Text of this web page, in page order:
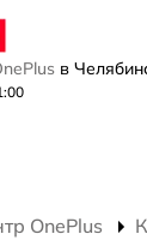
в
OnePlus